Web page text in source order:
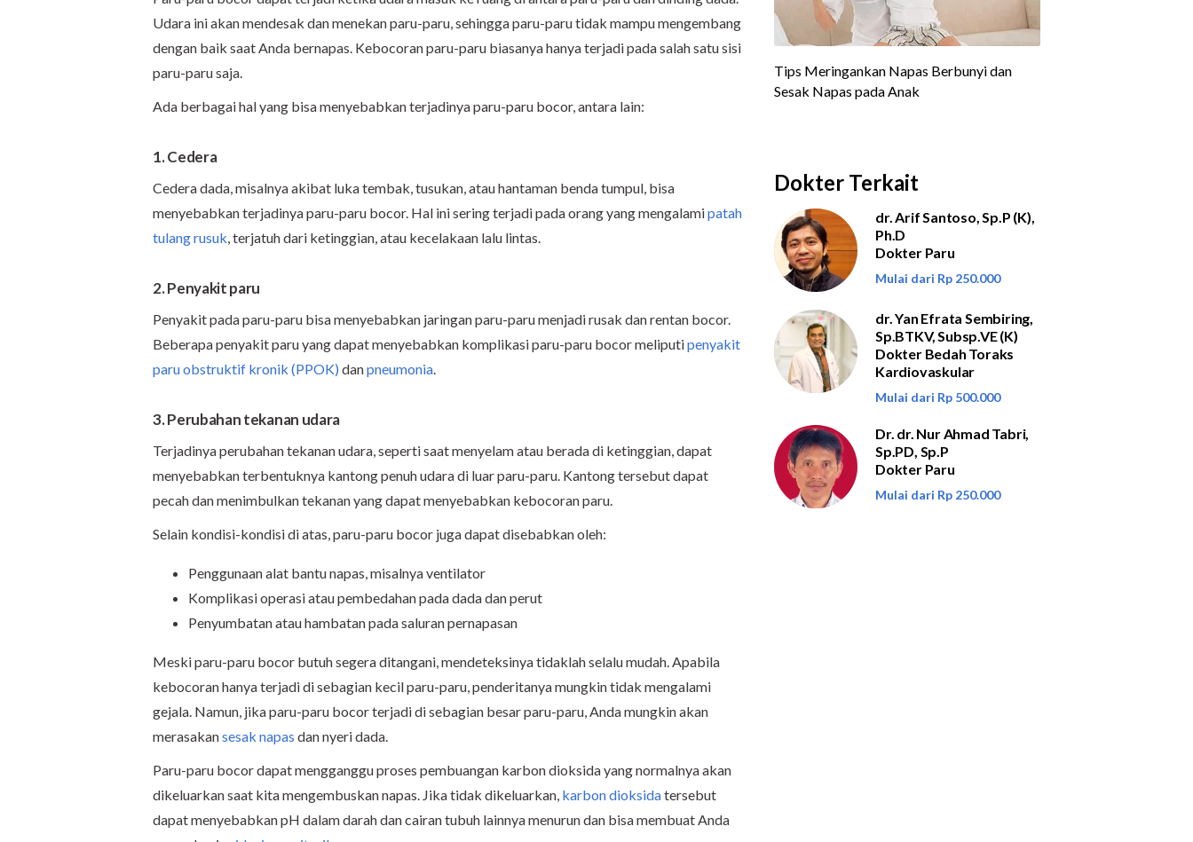
Udara ini akan mendesak dan menekan paru-paru, sehingga paru-paru tidak mampu mengembang
dengan baik saat Anda bernapas. Kebocoran paru-paru biasanya hanya terjadi pada salah satu sisi
paru-paru saja.
Ada berbagai hal yang bisa menyebabkan terjadinya paru-paru bocor, antara lain:
1. Cedera
Cedera dada, misalnya akibat luka tembak, tusukan, atau hantaman benda tumpul, bisa
menyebabkan terjadinya paru-paru bocor. Hal ini sering terjadi pada orang yang mengalamipatah
tulang rusuk, terjatuh dari ketinggian, atau kecelakaan lalu lintas.
2. Penyakit paru
Penyakit pada paru-paru bisa menyebabkan jaringan paru-paru menjadi rusak dan rentan bocor.
Beberapa penyakit paru yang dapat menyebabkan komplikasi paru-paru bocor meliputipenyakit
paru obstruktif kronik (PPOK) danpneumonia.
3. Perubahan tekanan udara
Terjadinya perubahan tekanan udara, seperti saat menyelam atau berada di ketinggian, dapat
menyebabkan terbentuknya kantong penuh udara di luar paru-paru. Kantong tersebut dapat
pecah dan menimbulkan tekanan yang dapat menyebabkan kebocoran paru.
Selain kondisi-kondisi di atas, paru-paru bocor juga dapat disebabkan oleh:
Penggunaan alat bantu napas, misalnya ventilator
Komplikasi operasi atau pembedahan pada dada dan perut
Penyumbatan atau hambatan pada saluran pernapasan
Meski paru-paru bocor butuh segera ditangani, mendeteksinya tidaklah selalu mudah. Apabila
kebocoran hanya terjadi di sebagian kecil paru-paru, penderitanya mungkin tidak mengalami
gejala. Namun, jika paru-paru bocor terjadi di sebagian besar paru-paru, Anda mungkin akan
merasakansesak napas dan nyeri dada.
Paru-paru bocor dapat mengganggu proses pembuangan karbon dioksida yang normalnya akan
dikeluarkan saat kita mengembuskan napas. Jika tidak dikeluarkan, karbon dioksidatersebut
dapat menyebabkan pH dalam darah dan cairan tubuh lainnya menurun dan bisa membuat Anda
Dokter Terkait